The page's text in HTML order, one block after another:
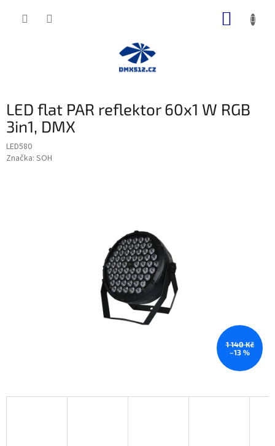
LED flat PAR reflektor 60x1 W RGB
3in1, DMX
LED580
Značka: SOH
1 140 Kč
–13 %